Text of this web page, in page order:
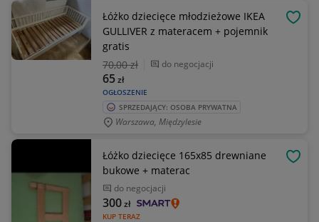
Łóżko dziecięce młodzieżowe IKEA
GULLIVER z materacem + pojemnik
gratis
70,00 zł do negocjacji
OGŁOSZENIE
65zł
SPRZEDAJĄCY: OSOBA PRYWATNA
Warszawa, Międzylesie
Łóżko dziecięce 165x85 drewniane
bukowe + materac
do negocjacji
KUP TERAZ
300zł